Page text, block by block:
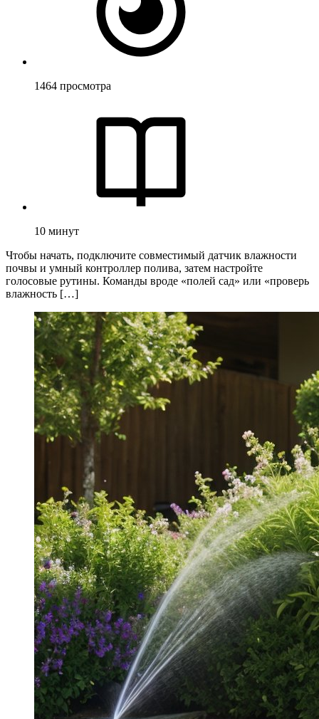
1464 просмотра
10 минут
Чтобы начать, подключите совместимый датчик влажности
почвы и умный контроллер полива, затем настройте
голосовые рутины. Команды вроде «полей сад» или «проверь
влажность […]